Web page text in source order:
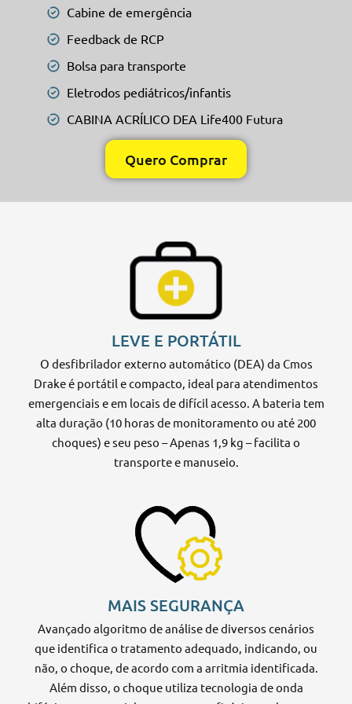
Cabine de emergência
Feedback de RCP
Bolsa para transporte
Eletrodos pediátricos/infantis
CABINA ACRÍLICO DEA Life400 Futura
Quero Comprar
LEVE E PORTÁTIL
O desfibrilador externo automático (DEA) da Cmos
Drake é portátil e compacto, ideal para atendimentos
emergenciais e em locais de difícil acesso. A bateria tem
alta duração (10 horas de monitoramento ou até 200
choques) e seu peso – Apenas 1,9 kg – facilita o
transporte e manuseio.
MAIS SEGURANÇA
Avançado algoritmo de análise de diversos cenários
que identifica o tratamento adequado, indicando, ou
não, o choque, de acordo com a arritmia identificada.
Além disso, o choque utiliza tecnologia de onda